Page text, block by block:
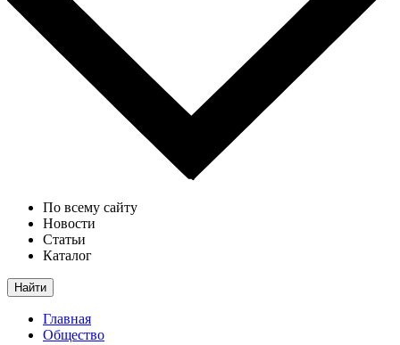
По всему сайту
Новости
Статьи
Каталог
Найти
Главная
Общество